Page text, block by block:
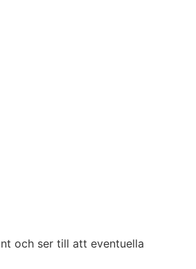
och ser till att eventuella